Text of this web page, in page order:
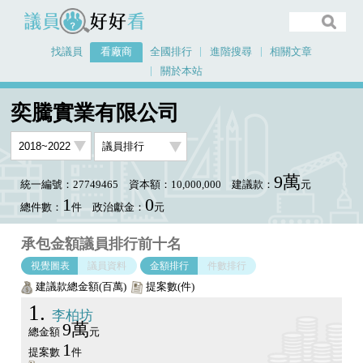
議員好好看
找議員 看廠商 全國排行 進階搜尋
相關文章
關於本站
奕騰實業有限公司
統一編號：27749465 資本額：10,000,000 建議款： 9萬元
總件數： 1件 政治獻金： 0元
承包金額議員排行前十名
視覺圖表 議員資料 金額排行 件數排行
建議款總金額(百萬) 提案數(件)
1 李柏坊
總金額 9萬元
提案數 1 件